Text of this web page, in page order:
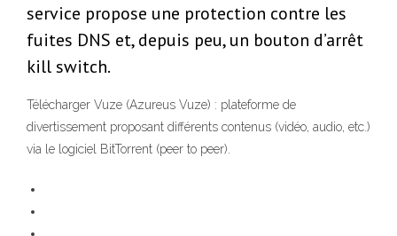
service propose une protection contre les
fuites DNS et, depuis peu, un bouton d’arrêt
kill switch.
Télécharger Vuze (Azureus Vuze) : plateforme de
divertissement proposant différents contenus (vidéo, audio, etc.)
via le logiciel BitTorrent (peer to peer).